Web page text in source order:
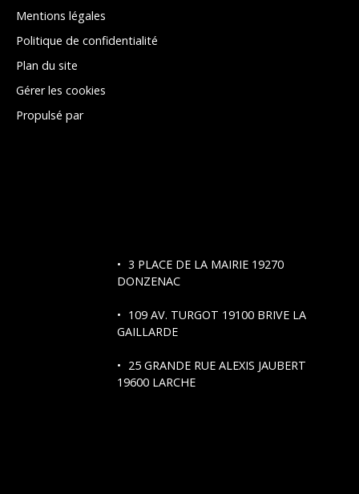
Mentions légales
Politique de confidentialité
Plan du site
Gérer les cookies
Propulsé par
3 PLACE DE LA MAIRIE 19270
DONZENAC
109 AV. TURGOT 19100 BRIVE LA
GAILLARDE
25 GRANDE RUE ALEXIS JAUBERT
19600 LARCHE